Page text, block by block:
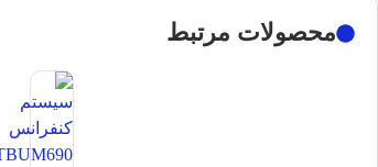
محصولات مرتبط